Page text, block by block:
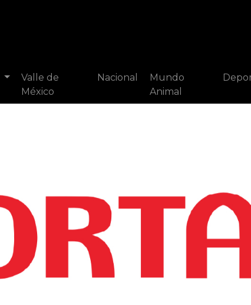
Valle de
México
Nacional
Mundo
Animal